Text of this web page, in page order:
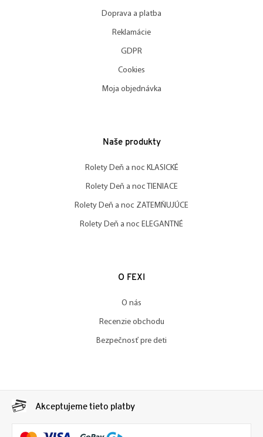
Doprava a platba
Reklamácie
GDPR
Cookies
Moja objednávka
Naše produkty
Rolety Deň a noc KLASICKÉ
Rolety Deň a noc TIENIACE
Rolety Deň a noc ZATEMŇUJÚCE
Rolety Deň a noc ELEGANTNÉ
O FEXI
O nás
Recenzie obchodu
Bezpečnosť pre deti
Akceptujeme tieto platby